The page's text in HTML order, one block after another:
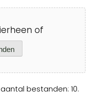
of
bestanden: 10.